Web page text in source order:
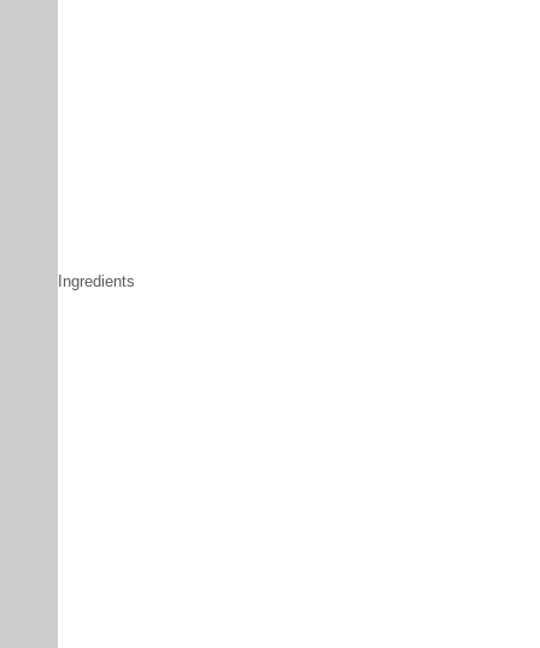
Ingredients